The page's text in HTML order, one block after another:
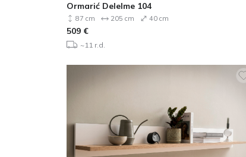
Ormarić Delelme 104
87 cm 205 cm 40 cm
509 €
~11 r.d.